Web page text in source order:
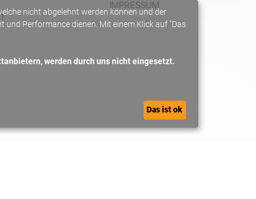
IMPRESSUM
nicht abgelehnt werden können und der
Performance dienen. Mit einem Klick auf "Das
werden durch uns nicht eingesetzt.
Das ist ok